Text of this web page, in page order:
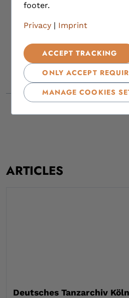
footer.
Privacy | Imprint
ACCEPT TRACKING
ONLY ACCEPT
MANAGE COOKIES
ARTICLES
Deutsches Tanzarchiv